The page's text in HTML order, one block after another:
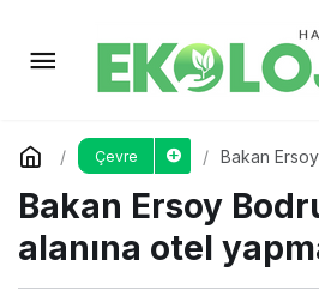
Çevre
Bakan
Bakan Ersoy
alanına otel
Akbelen
Toprakları Terk
Yorum Yap